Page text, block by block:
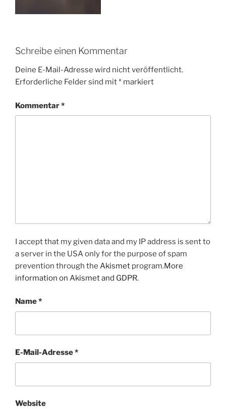
Schreibe einen Kommentar
Deine E-Mail-Adresse wird nicht veröffentlicht.
Erforderliche Felder sind mit* markiert
Kommentar*
I accept that my given data and my IP address is sent to
a server in the USA only for the purpose of spam
prevention through the Akismet program.More
information on Akismet and GDPR.
Name*
E-Mail-Adresse*
Website